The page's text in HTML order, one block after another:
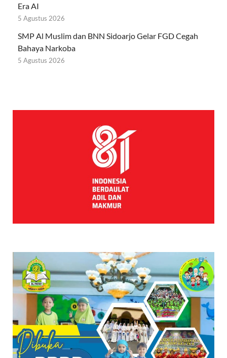
Era AI
5 Agustus 2026
SMP Al Muslim dan BNN Sidoarjo Gelar FGD Cegah
Bahaya Narkoba
5 Agustus 2026